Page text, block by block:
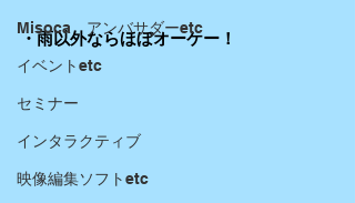
Misoca アンバサダーetc
イベントetc
セミナー
インタラクティブ
映像編集ソフトetc
・雨以外ならほぼオーケー！